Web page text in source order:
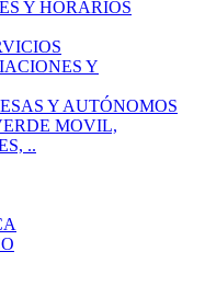
Y HORARIOS
Y
Y AUTÓNOMOS
MOVIL,
..